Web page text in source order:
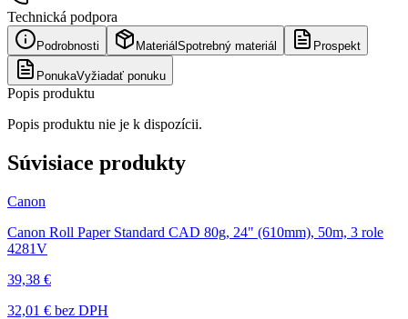
Technická podpora
Podrobnosti Materiál Spotrebný materiál Prospekt
PonukaVyžiadať ponuku
Popis produktu
Popis produktu nie je k dispozícii.
Súvisiace produkty
Canon
Canon Roll Paper Standard CAD 80g, 24" (610mm), 50m, 3 role
4281V
39,38 €
32,01 € bez DPH